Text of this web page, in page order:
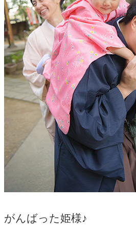
がんばった姫様♪